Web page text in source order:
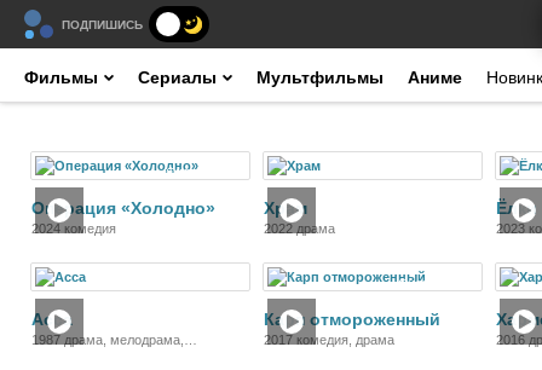
ПОДПИШИСЬ
Фильмы Сериалы Мультфильмы Аниме
Фильм
Операция «Холодно»
2024 комедия
Храм
2022 драма
Ёлки
2023
Асса
1987 драма, мелодрама,
Фильм
Карп отмороженный
2017 комедия, драма 2016